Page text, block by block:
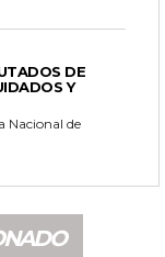
DE
Y
Nacional de